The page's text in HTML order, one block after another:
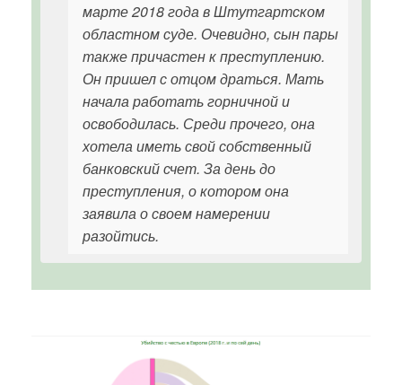
марте 2018 года в Штутгартском
областном суде. Очевидно, сын пары
также причастен к преступлению.
Он пришел с отцом драться. Мать
начала работать горничной и
освободилась. Среди прочего, она
хотела иметь свой собственный
банковский счет. За день до
преступления, о котором она
заявила о своем намерении
разойтись.